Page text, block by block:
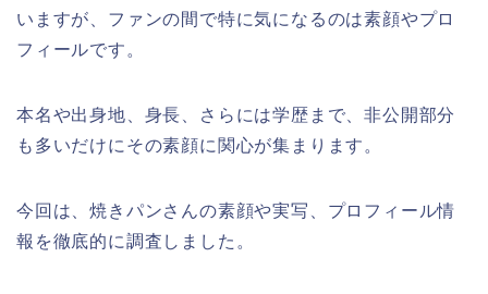
いますが、ファンの間で特に気になるのは素顔やプロ
フィールです。
本名や出身地、身長、さらには学歴まで、非公開部分
も多いだけにその素顔に関心が集まります。
今回は、焼きパンさんの素顔や実写、プロフィール情
報を徹底的に調査しました。